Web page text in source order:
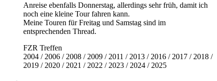
Anreise ebenfalls Donnerstag, allerdings sehr früh, damit ich
noch eine kleine Tour fahren kann.
Meine Touren für Freitag und Samstag sind im
entsprechenden Thread.
FZR Treffen
2004 / 2006 / 2008 / 2009 / 2011 / 2013 / 2016 / 2017 / 2018 /
2019 / 2020 / 2021 / 2022 / 2023 / 2024 / 2025